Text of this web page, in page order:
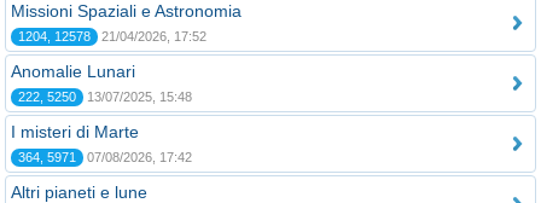
Missioni Spaziali e Astronomia
1204, 12578 21/04/2026, 17:52
Anomalie Lunari
222, 5250 13/07/2025, 15:48
I misteri di Marte
364, 5971 07/08/2026, 17:42
Altri pianeti e lune